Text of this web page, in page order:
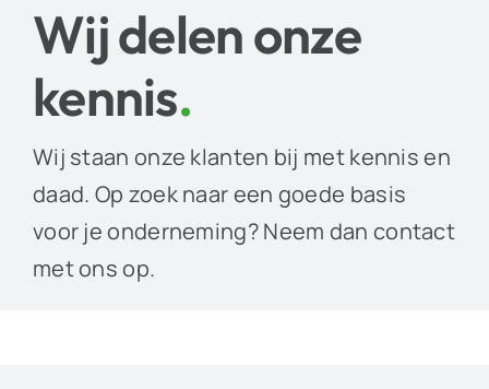
Wij delen onze
kennis.
Wij staan onze klanten bij met kennis en
daad. Op zoek naar een goede basis
voor je onderneming? Neem dan contact
met ons op.